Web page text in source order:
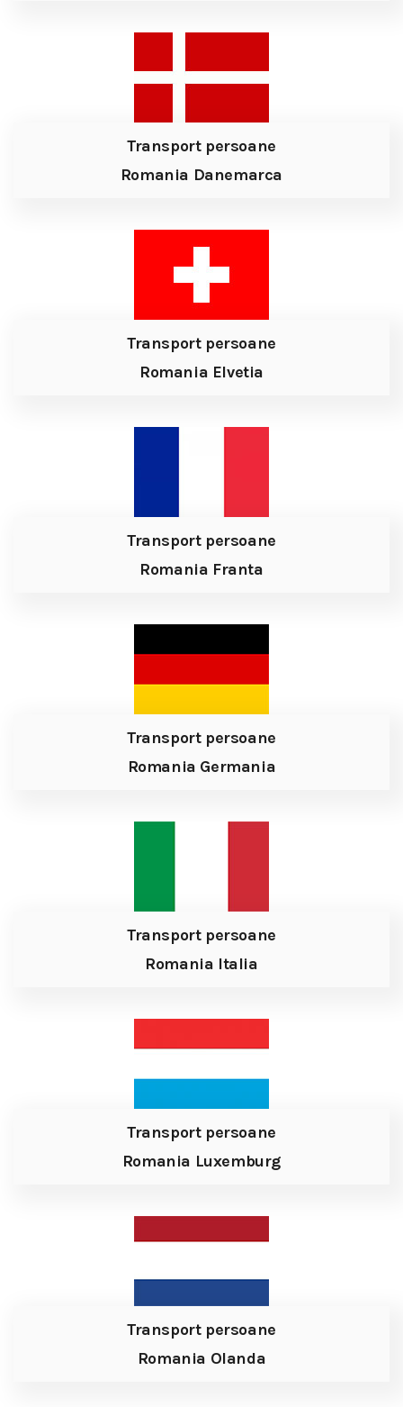
Transport persoane
Romania Danemarca
Transport persoane
Romania Elvetia
Transport persoane
Romania Franta
Transport persoane
Romania Germania
Transport persoane
Romania Italia
Transport persoane
Romania Luxemburg
Transport persoane
Romania Olanda